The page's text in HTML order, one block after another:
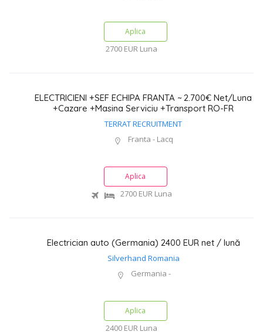
Aplica
2700 EUR Luna
ELECTRICIENI +SEF ECHIPA FRANTA ~ 2.700€ Net/Luna
+Cazare +Masina Serviciu +Transport RO-FR
TERRAT RECRUITMENT
Franta - Lacq
Aplica
2700 EURLuna
Electrician auto (Germania) 2400 EUR net / lună
Silverhand Romania
Germania -
Aplica
2400 EUR Luna